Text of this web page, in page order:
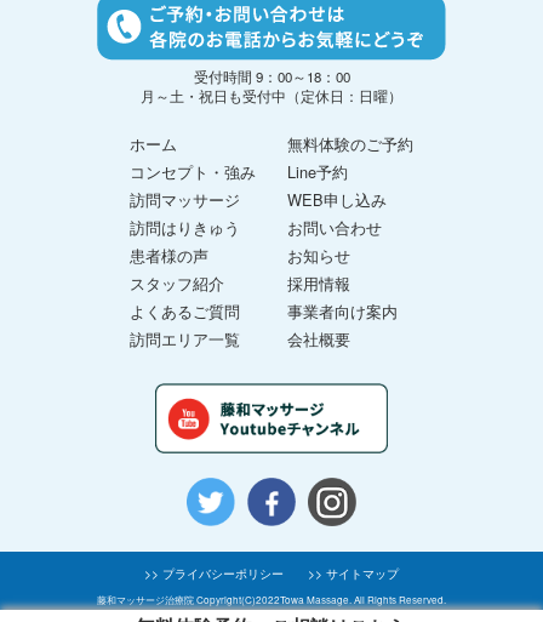
受付時間 9：00～18：00
月～土・祝日も受付中（定休日：日曜）
ホーム
コンセプト・強み
訪問マッサージ
訪問はりきゅう
患者様の声
スタッフ紹介
よくあるご質問
訪問エリア一覧
無料体験のご予約
Line予約
WEB申し込み
お問い合わせ
お知らせ
採用情報
事業者向け案内
会社概要
>> プライバシーポリシー >> サイトマップ
藤和マッサージ治療院 Copyright(C)2022Towa Massage. All Rights Reserved.